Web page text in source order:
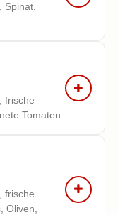
Spinat,
frische
Tomaten
frische
Oliven,